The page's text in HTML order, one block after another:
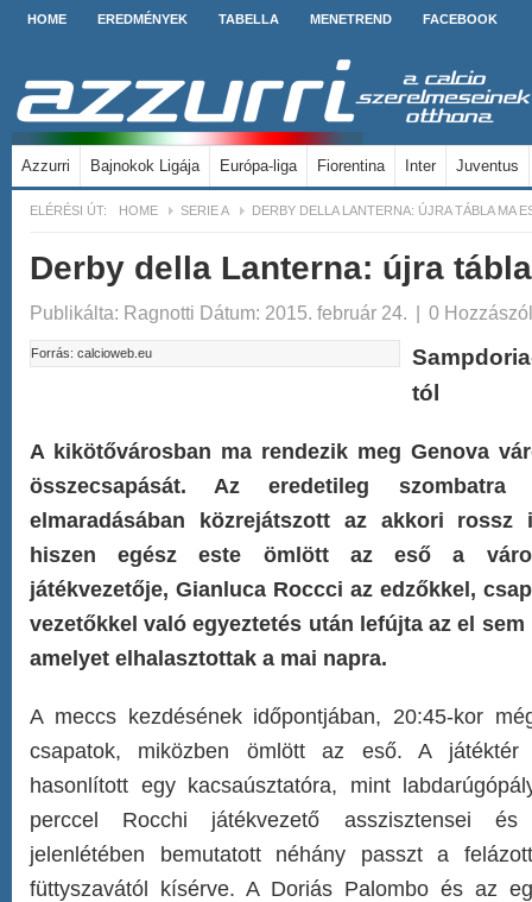
HOME EREDMÉNYEK TABELLA MENETREND FACEBOOK
Azzurri Bajnokok Ligája Európa-liga Fiorentina Inter Juventus
ELÉRÉSI ÚT: HOME SERIE A DERBY DELLA LANTERNA: ÚJRA TÁBLA MA
Derby della Lanterna: újra
Publikálta: Ragnotti Dátum: 2015. február 24. | 0
Forrás: calcioweb.eu
tól
A kikötővárosban ma rendezik meg Genova
összecsapását. Az eredetileg szombatra
elmaradásában közrejátszott az akkori rossz
hiszen egész este ömlött az eső a
játékvezetője, Gianluca Roccci az edzőkkel,
vezetőkkel való egyeztetés után lefújta az el
amelyet elhalasztottak a mai napra.
A meccs kezdésének időpontjában, 20:45-kor
csapatok, miközben ömlött az eső. A játéktér
hasonlított egy kacsaúsztatóra, mint
perccel Rocchi játékvezető asszisztensei és
jelenlétében bemutatott néhány passzt a
füttyszavától kísérve. A Doriás Palombo és az